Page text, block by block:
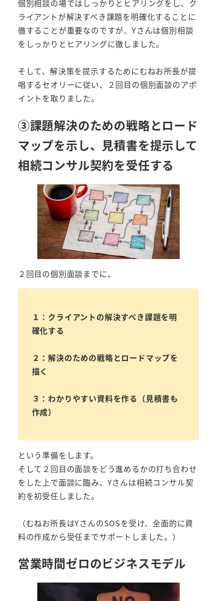
個別相談の場ではしっかりとヒアリングをし、ク
ライアントが解決すべき課題を明確化することに
徹することが重要なのですが、Yさんは個別相談
をしっかりとヒアリングに徹しました。
そして、解決策を提示するためにむねお所長が提
唱するセオリーに従い、２回目の個別面談のアポ
イントを取りました。
③課題解決のための戦略とロード
マップを示し、見積書を提示して
相続コンサル契約を受任する
２回目の個別面談までに、
１：クライアントの解決すべき課題を明
確化する
２：解決のための戦略とロードマップを
描く
３：わかりやすい資料を作る（見積書も
作成）
という準備をします。
そして２回目の面談をどう進めるかの打ち合わせ
をした上で面談に臨み、Yさんは相続コンサル契
約を初受任しました。
（むねお所長はYさんのSOSを受け、全面的に資
料の作成から受任までサポートしました。）
営業時間ゼロのビジネスモデル